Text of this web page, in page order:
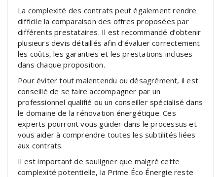
La complexité des contrats peut également rendre
difficile la comparaison des offres proposées par
différents prestataires. Il est recommandé d’obtenir
plusieurs devis détaillés afin d’évaluer correctement
les coûts, les garanties et les prestations incluses
dans chaque proposition.
Pour éviter tout malentendu ou désagrément, il est
conseillé de se faire accompagner par un
professionnel qualifié ou un conseiller spécialisé dans
le domaine de la rénovation énergétique. Ces
experts pourront vous guider dans le processus et
vous aider à comprendre toutes les subtilités liées
aux contrats.
Il est important de souligner que malgré cette
complexité potentielle, la Prime Éco Énergie reste